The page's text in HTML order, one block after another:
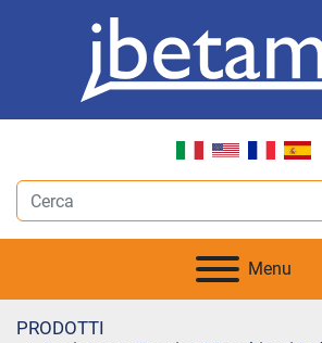
Menu
PRODOTTI